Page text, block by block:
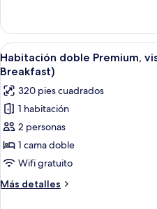
(Free
simple
Breakfast)
estándar
con
2
camas
individuales
(Free
simple
Breakfast)
Abrir
todas
las
fotos
de
Habitación
doble
Premium,
vista
al
6
Habitación doble Premium,
Breakfast)
320 pies cuadrados
1 habitación
2 personas
1 cama doble
Wifi gratuito
Más detalles
Más